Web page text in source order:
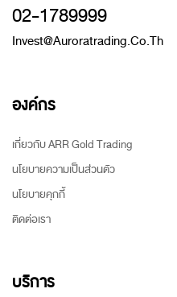
02-1789999
Invest@auroratrading.co.th
องค์กร
เกี่ยวกับ ARR Gold Trading
นโยบายความเป็นส่วนตัว
นโยบายคุกกี้
ติดต่อเรา
บริการ